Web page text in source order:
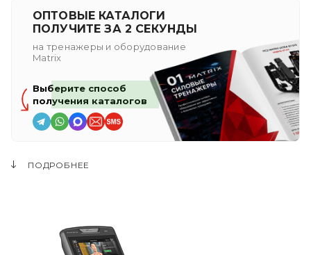
ОПТОВЫЕ КАТАЛОГИ
ПОЛУЧИТЕ ЗА 2 СЕКУНДЫ
на тренажеры и оборудование
Matrix
Выберите способ
получения каталогов
ПОДРОБНЕЕ